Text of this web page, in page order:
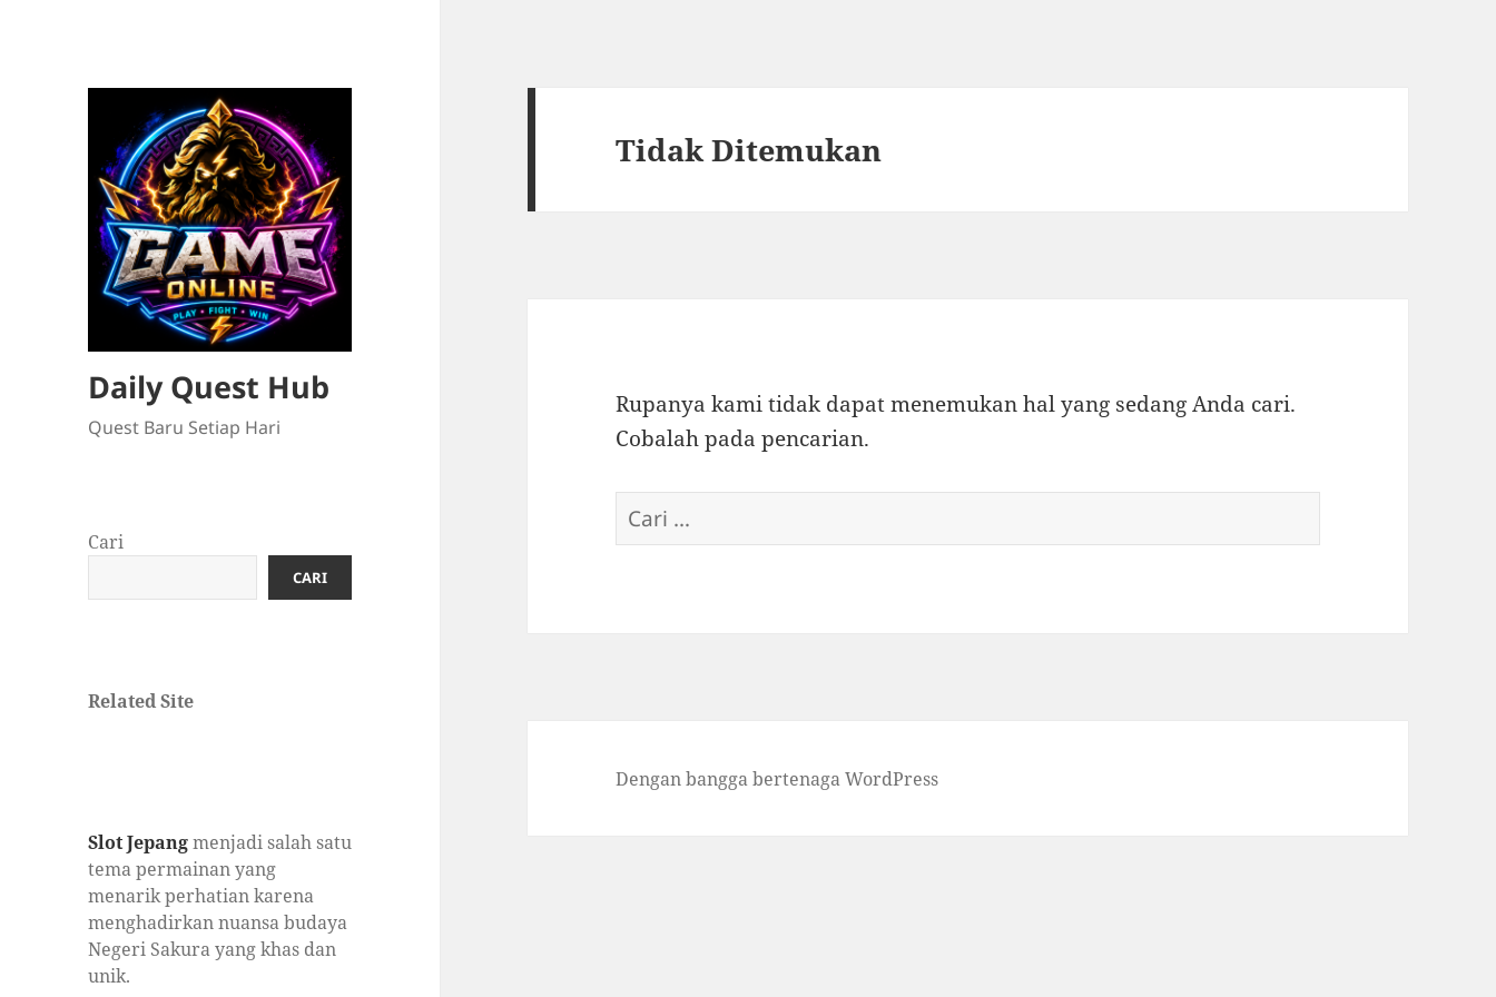
Daily Quest Hub
Quest Baru Setiap Hari
Cari
CARI
Related Site
Slot Jepangmenjadi salah satu
tema permainan yang
menarik perhatian karena
menghadirkan nuansa budaya
Negeri Sakura yang khas dan
unik.
Tidak Ditemukan
Rupanya kami tidak dapat menemukan hal yang sedang Anda cari.
Cobalah pada pencarian.
Cari
untuk:
Dengan bangga bertenaga WordPress